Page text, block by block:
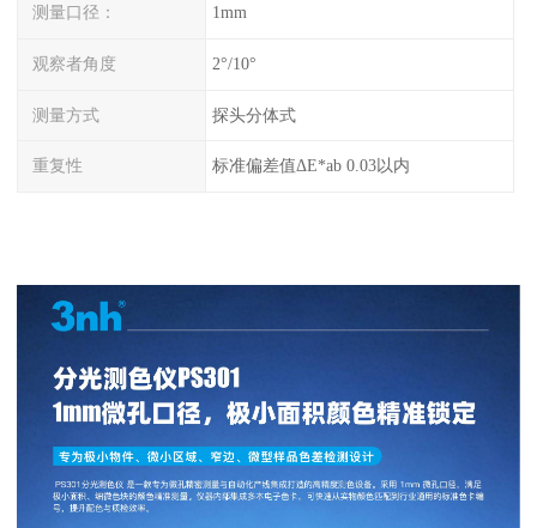
测量口径： 1mm
观察者角度 2°/10°
测量方式 探头分体式
重复性 标准偏差值ΔE*ab 0.03以内